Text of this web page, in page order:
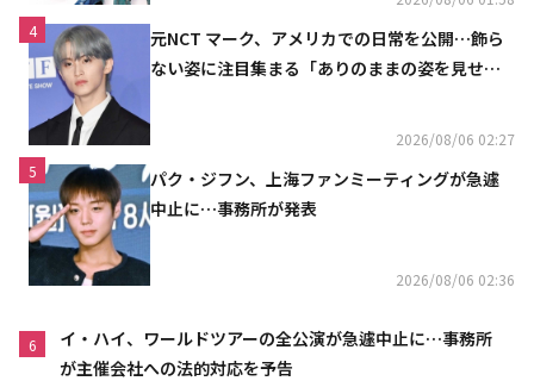
4
元NCT マーク、アメリカでの日常を公開…飾ら
ない姿に注目集まる「ありのままの姿を見せた
2026/08/06 02:27
5
パク・ジフン、上海ファンミーティングが急遽
中止に…事務所が発表
2026/08/06 02:36
6
イ・ハイ、ワールドツアーの全公演が急遽中止に…事務所
が主催会社への法的対応を予告